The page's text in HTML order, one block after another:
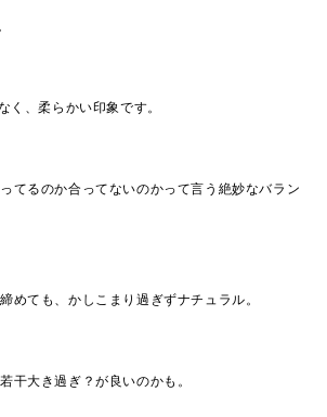
く、柔らかい印象です。
てるのか合ってないのかって言う絶妙なバラン
めても、かしこまり過ぎずナチュラル。
干大き過ぎ？が良いのかも。